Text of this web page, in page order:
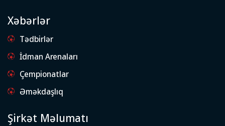
Xəbərlər
Tədbirlər
İdman Arenaları
Çempionatlar
Əməkdaşlıq
Şirkət Məlumatı